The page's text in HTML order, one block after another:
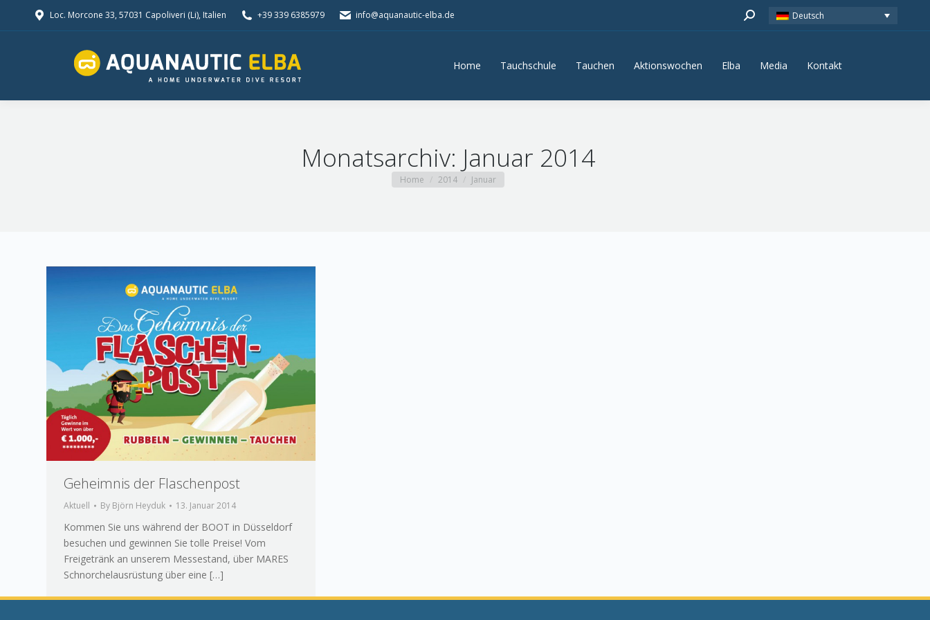
Loc. Morcone 33, 57031 Capoliveri (Li), Italien +39 339 6385979 info@aquanautic-elba.de Search: Deutsch
Home Tauchschule Tauchen Aktionswochen Elba Media Kontakt
Monatsarchiv: Januar 2014
You are here:
Home 2014 Januar
Geheimnis der Flaschenpost
Aktuell By Björn Heyduk 13. Januar 2014
Kommen Sie uns während der BOOT in Düsseldorf
besuchen und gewinnen Sie tolle Preise! Vom
Freigetränk an unserem Messestand, über MARES
Schnorchelausrüstung über eine […]
Home Media Kontakt